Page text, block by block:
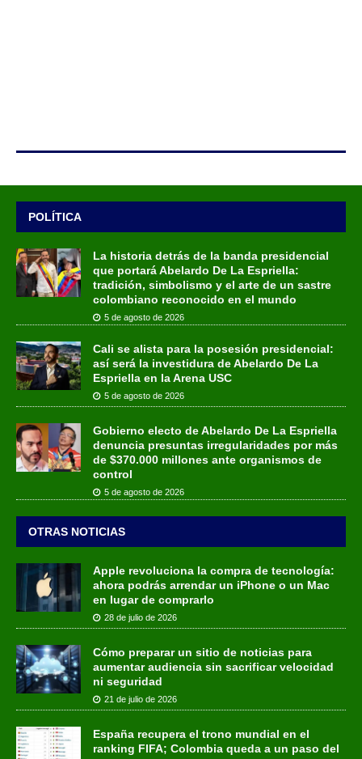
POLÍTICA
La historia detrás de la banda presidencial
que portará Abelardo De La Espriella:
tradición, simbolismo y el arte de un sastre
colombiano reconocido en el mundo
5 de agosto de 2026
Cali se alista para la posesión presidencial:
así será la investidura de Abelardo De La
Espriella en la Arena USC
5 de agosto de 2026
Gobierno electo de Abelardo De La Espriella
denuncia presuntas irregularidades por más
de $370.000 millones ante organismos de
control
5 de agosto de 2026
OTRAS NOTICIAS
Apple revoluciona la compra de tecnología:
ahora podrás arrendar un iPhone o un Mac
en lugar de comprarlo
28 de julio de 2026
Cómo preparar un sitio de noticias para
aumentar audiencia sin sacrificar velocidad
ni seguridad
21 de julio de 2026
España recupera el trono mundial en el
ranking FIFA; Colombia queda a un paso del